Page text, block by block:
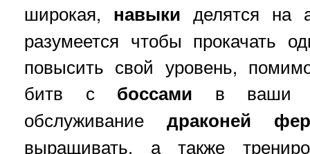
широкая, навыки делятся на
разумеется чтобы прокачать
повысить свой уровень,
битв с боссами в ваши
обслуживание драконей
выращивать, а также